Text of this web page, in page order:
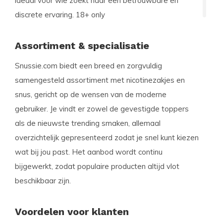
discrete ervaring. 18+ only
Assortiment & specialisatie
Snussie.com biedt een breed en zorgvuldig
samengesteld assortiment met nicotinezakjes en
snus, gericht op de wensen van de moderne
gebruiker. Je vindt er zowel de gevestigde toppers
als de nieuwste trending smaken, allemaal
overzichtelijk gepresenteerd zodat je snel kunt kiezen
wat bij jou past. Het aanbod wordt continu
bijgewerkt, zodat populaire producten altijd vlot
beschikbaar zijn.
Voordelen voor klanten